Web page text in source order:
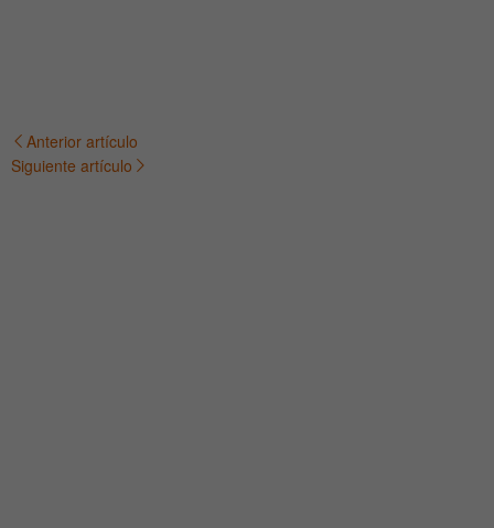
Navegación
Anterior artículo
Siguiente artículo